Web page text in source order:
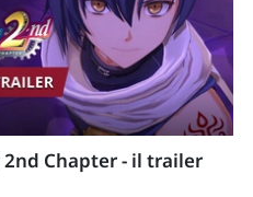
2nd Chapter - il trailer